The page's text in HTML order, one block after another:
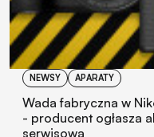
NEWSY APARATY
Wada fabryczna w
- producent ogłasza
serwisową